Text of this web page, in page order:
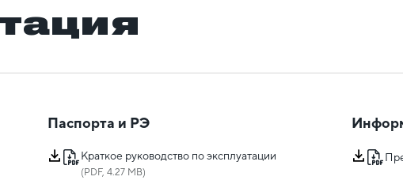
Паспорта и РЭ
Краткое руководство по эксплуатации
(PDF, 4.27 MB)